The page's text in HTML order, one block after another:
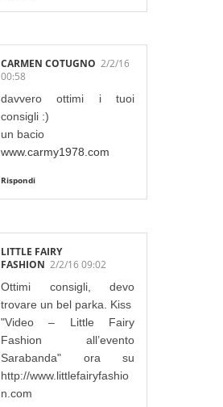
CARMEN COTUGNO 2/2/16
00:58
davvero ottimi i tuoi
consigli :)
un bacio
www.carmy1978.com
Rispondi
LITTLE FAIRY
FASHION 2/2/16 09:02
Ottimi consigli, devo
trovare un bel parka. Kiss
"Video – Little Fairy
Fashion all’evento
Sarabanda" ora su
http://www.littlefairyfashio
n.com